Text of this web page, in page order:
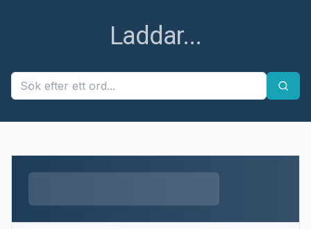
Laddar...